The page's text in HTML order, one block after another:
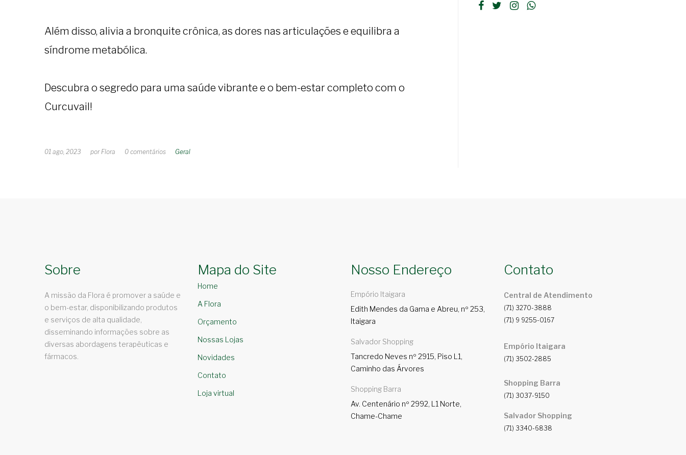
Além disso, alivia a bronquite crônica, as dores nas articulações e equilibra a
síndrome metabólica. ⁣
Descubra o segredo para uma saúde vibrante e o bem-estar completo com o
Curcuvail!⁣
01 ago, 2023 por Flora 0 comentários Geral
Sobre
A missão da Flora é promover a saúde e
o bem-estar, disponibilizando produtos
e serviços de alta qualidade,
disseminando informações sobre as
diversas abordagens terapêuticas e
fármacos.
Mapa do Site
Home
A Flora
Orçamento
Nossas Lojas
Novidades
Contato
Loja virtual
Nosso Endereço
Empório Itaigara
Edith Mendes da Gama e Abreu, nº 253,
Itaigara
Salvador Shopping
Tancredo Neves nº 2915, Piso L1,
Caminho das Árvores
Shopping Barra
Av. Centenário nº 2992, L1 Norte,
Chame-Chame
Contato
Central de Atendimento
(71) 3270-3888
(71) 9 9255-0167
Empório Itaigara
(71) 3502-2885
Shopping Barra
(71) 3037-9150
Salvador Shopping
(71) 3340-6838